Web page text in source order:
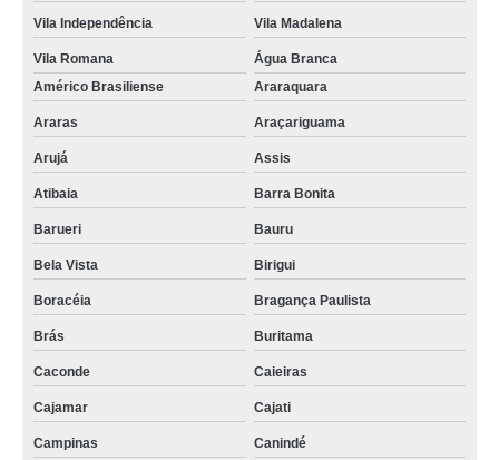
Vila Independência Vila Madalena
Vila Romana
Água Branca
Américo Brasiliense
Araraquara
Araras Araçariguama
Arujá Assis
Atibaia Barra Bonita
Barueri Bauru
Bela Vista Birigui
Boracéia Bragança Paulista
Brás Buritama
Caconde Caieiras
Cajamar Cajati
Campinas Canindé